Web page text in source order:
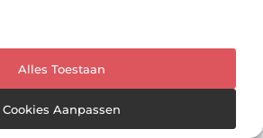
Alles Toestaan
Cookies Aanpassen
in Kerkrade